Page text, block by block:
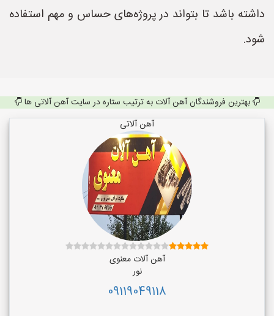
داشته باشد تا بتواند در پروژه‌های حساس و مهم استفاده
شود.
بهترین فروشندگان آهن آلات به ترتیب ستاره در سایت آهن آلاتی ها
آهن آلاتی
آهن آلات معنوی
نور
09119049118